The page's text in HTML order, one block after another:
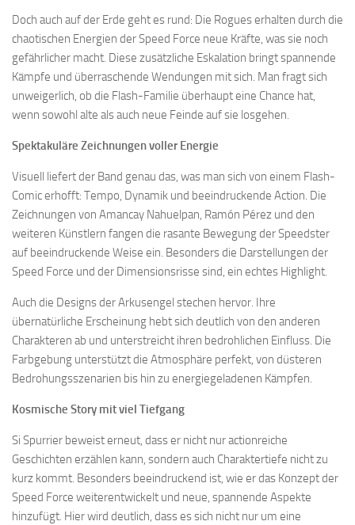
Doch auch auf der Erde geht es rund: Die Rogues erhalten durch die
chaotischen Energien der Speed Force neue Kräfte, was sie noch
gefährlicher macht. Diese zusätzliche Eskalation bringt spannende
Kämpfe und überraschende Wendungen mit sich. Man fragt sich
unweigerlich, ob die Flash-Familie überhaupt eine Chance hat,
wenn sowohl alte als auch neue Feinde auf sie losgehen.
Spektakuläre Zeichnungen voller Energie
Visuell liefert der Band genau das, was man sich von einem Flash-
Comic erhofft: Tempo, Dynamik und beeindruckende Action. Die
Zeichnungen von Amancay Nahuelpan, Ramón Pérez und den
weiteren Künstlern fangen die rasante Bewegung der Speedster
auf beeindruckende Weise ein. Besonders die Darstellungen der
Speed Force und der Dimensionsrisse sind, ein echtes Highlight.
Auch die Designs der Arkusengel stechen hervor. Ihre
übernatürliche Erscheinung hebt sich deutlich von den anderen
Charakteren ab und unterstreicht ihren bedrohlichen Einfluss. Die
Farbgebung unterstützt die Atmosphäre perfekt, von düsteren
Bedrohungsszenarien bis hin zu energiegeladenen Kämpfen.
Kosmische Story mit viel Tiefgang
Si Spurrier beweist erneut, dass er nicht nur actionreiche
Geschichten erzählen kann, sondern auch Charaktertiefe nicht zu
kurz kommt. Besonders beeindruckend ist, wie er das Konzept der
Speed Force weiterentwickelt und neue, spannende Aspekte
hinzufügt. Hier wird deutlich, dass es sich nicht nur um eine